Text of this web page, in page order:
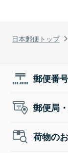
日本郵便トップ
郵便番
郵便局
荷物の